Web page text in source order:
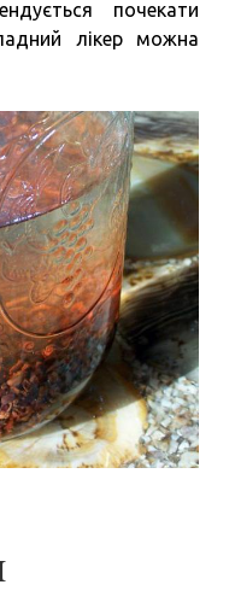
почекати
лікер можна